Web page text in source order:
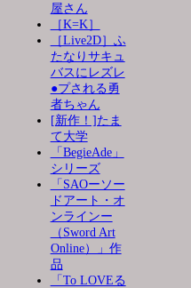
屋さん
［K=K］
［Live2D］ふ
たなりサキュ
バスにレズレ
●プされる勇
者ちゃん
[新作！]たま
て大学
「BegieAde」
シリーズ
「SAOーソー
ドアート・オ
ンラインー
（Sword Art
Online）」作
品
「To LOVEる